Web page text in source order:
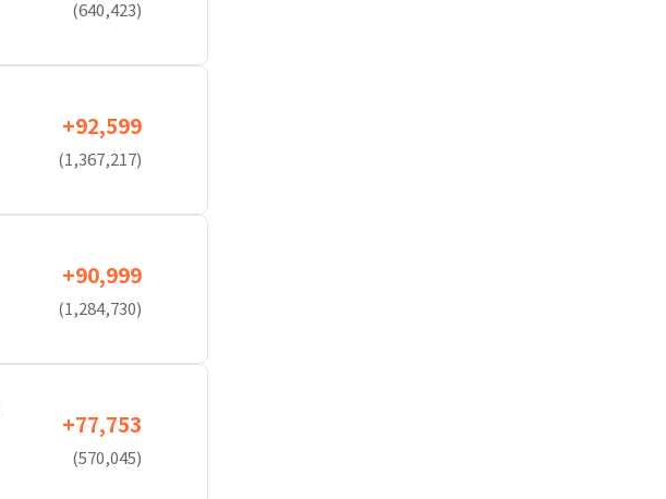
(640,423)
+92,599
(1,367,217)
+90,999
(1,284,730)
+77,753
(570,045)